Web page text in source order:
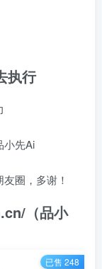
执行
小先Ai
圈，多谢！
（品小
已售 248